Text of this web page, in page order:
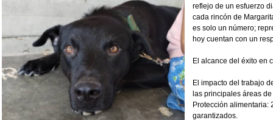
reflejo de un esfuerzo
cada rincón de
es solo un número;
hoy cuentan con un
El alcance del éxito en
El impacto del trabajo
las principales áreas
Protección alimentaria:
garantizados.